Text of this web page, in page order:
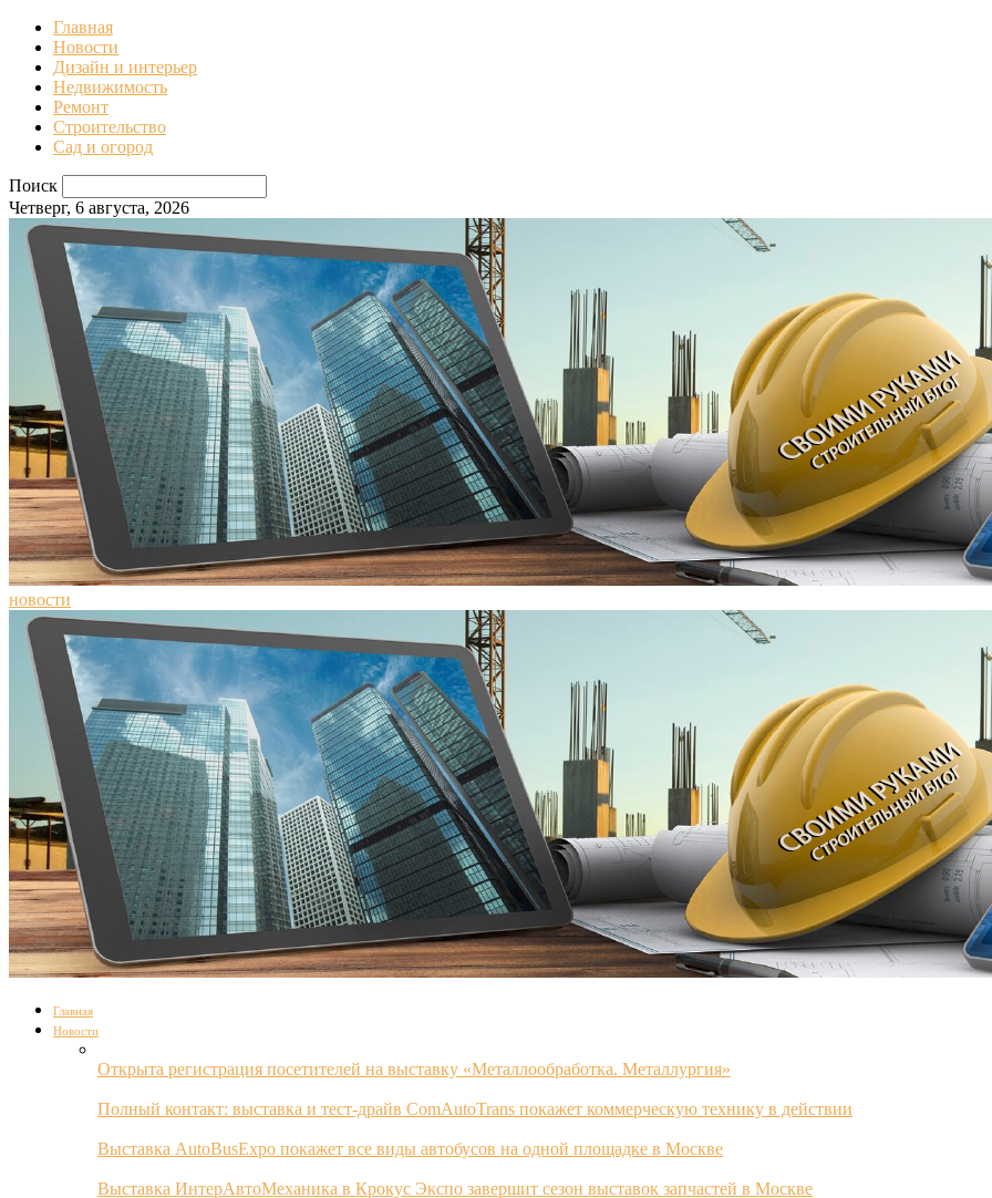
Главная
Новости
Дизайн и интерьер
Недвижимость
Ремонт
Строительство
Сад и огород
Поиск
Четверг, 6 августа, 2026
новости
Главная
Новости
Открыта регистрация посетителей на выставку «Металлообработка. Металлургия»
Полный контакт: выставка и тест-драйв ComAutoTrans покажет коммерческую технику в действии
Выставка AutoBusExpo покажет все виды автобусов на одной площадке в Москве
Выставка ИнтерАвтоМеханика в Крокус Экспо завершит сезон выставок запчастей в Москве